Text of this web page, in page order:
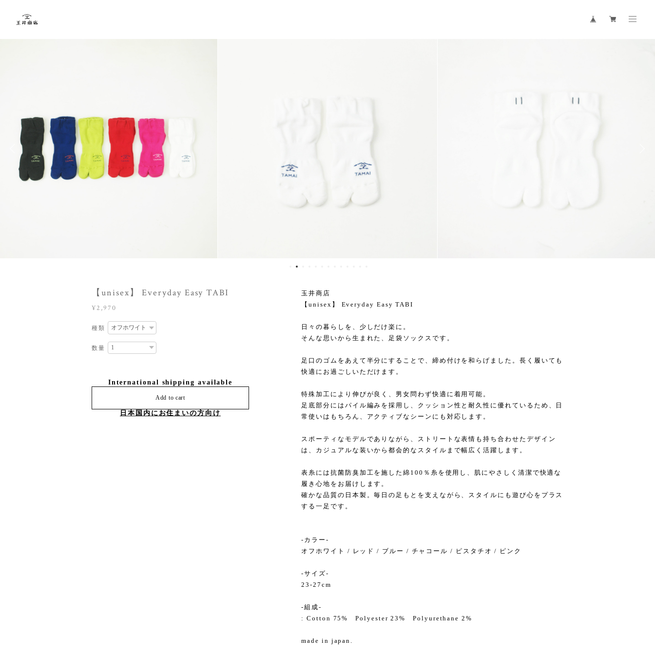
【unisex】 Everyday Easy TABI
¥2,970
種類
数量
International shipping available
Add to cart
日本国内にお住まいの方向け
玉井商店
【unisex】 Everyday Easy TABI
日々の暮らしを、少しだけ楽に。
そんな思いから生まれた、足袋ソックスです。
足口のゴムをあえて半分にすることで、締め付けを和らげました。長く履いても
快適にお過ごしいただけます。
特殊加工により伸びが良く、男女問わず快適に着用可能。
足底部分にはパイル編みを採用し、クッション性と耐久性に優れているため、日
常使いはもちろん、アクティブなシーンにも対応します。
スポーティなモデルでありながら、ストリートな表情も持ち合わせたデザイン
は、カジュアルな装いから都会的なスタイルまで幅広く活躍します。
表糸には抗菌防臭加工を施した綿100％糸を使用し、肌にやさしく清潔で快適な
履き心地をお届けします。
確かな品質の日本製。毎日の足もとを支えながら、スタイルにも遊び心をプラス
する一足です。
-カラー-
オフホワイト / レッド / ブルー / チャコール / ピスタチオ / ピンク
-サイズ-
23-27cm
-組成-
: Cotton 75% Polyester 23% Polyurethane 2%
made in japan.